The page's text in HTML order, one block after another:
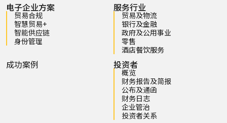
电子企业方案
贸易合规
智慧贸易+
智能供应链
身份管理
服务行业
贸易及物流
银行及金融
政府及公用事业
零售
酒店餐饮服务
成功案例 投资者
概览
财务报告及简报
公布及通函
财务日志
企业管治
投资者关系